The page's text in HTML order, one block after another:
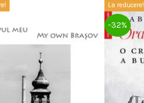
La reducere!
-32%